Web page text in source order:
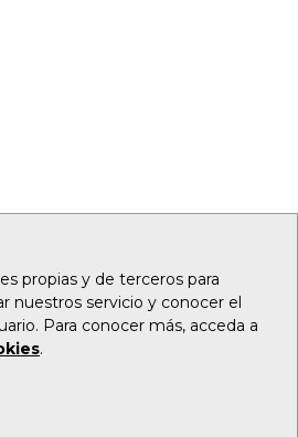
propias y de terceros para
nuestros servicio y conocer el
Para conocer más, acceda a
.